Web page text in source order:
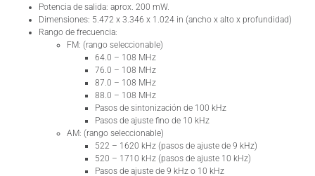
Potencia de salida: aprox. 200 mW.
Dimensiones: 5.472 x 3.346 x 1.024 in (ancho x alto x profundidad)
Rango de frecuencia:
FM: (rango seleccionable)
64.0 – 108 MHz
76.0 – 108 MHz
87.0 – 108 MHz
88.0 – 108 MHz
Pasos de sintonización de 100 kHz
Pasos de ajuste fino de 10 kHz
AM: (rango seleccionable)
522 – 1620 kHz (pasos de ajuste de 9 kHz)
520 – 1710 kHz (pasos de ajuste 10 kHz)
Pasos de ajuste de 9 kHz o 10 kHz